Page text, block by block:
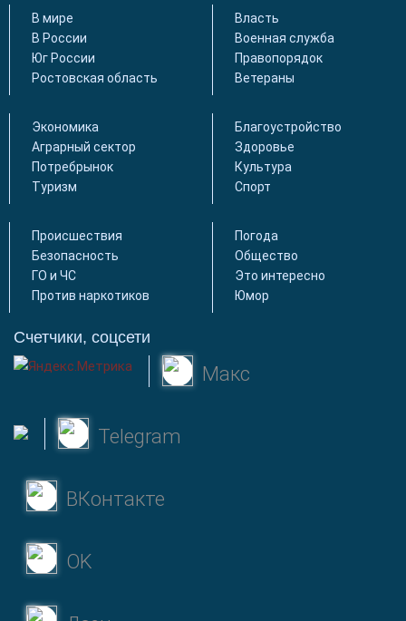
В мире
В России
Юг России
Ростовская область
Власть
Военная служба
Правопорядок
Ветераны
Экономика
Аграрный сектор
Потребрынок
Туризм
Благоустройство
Здоровье
Культура
Спорт
Происшествия
Безопасность
ГО и ЧС
Против наркотиков
Погода
Общество
Это интересно
Юмор
Счетчики, соцсети
Макс
Telegram
ВКонтакте
OK